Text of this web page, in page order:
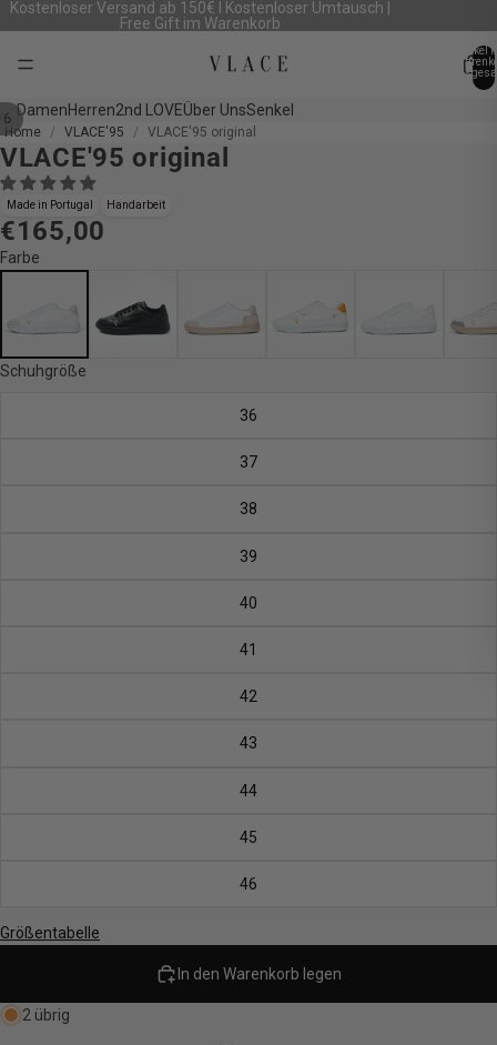
Kostenloser Versand ab 150€ I Kostenloser Umtausch |
Free Gift im Warenkorb
Artikel
DamenHerren2nd LOVEÜber UnsSenkel
Home VLACE'95 VLACE'95 original
6
Bild
im
Vollbildmodus
öffnen
Bild
im
Vollbildmodus
öffnen
Bild
im
Vollbildmodus
öffnen
Bild
im
Vollbildmodus
öffnen
Bild
im
Vollbildmodus
öffnen
Bild
im
Vollbildmodus
öffnen
VLACE'95 original
Made in Portugal Handarbeit
€165,00
Farbe
Schuhgröße
36
37
38
39
40
41
42
43
44
45
46
Größentabelle
In den Warenkorb legen
2 übrig